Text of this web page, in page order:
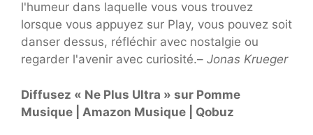
l'humeur dans laquelle vous vous trouvez
lorsque vous appuyez sur Play, vous pouvez soit
danser dessus, réfléchir avec nostalgie ou
regarder l'avenir avec curiosité.– Jonas Krueger
Diffusez « Ne Plus Ultra » sur Pomme
Musique
Amazon Musique Qobuz